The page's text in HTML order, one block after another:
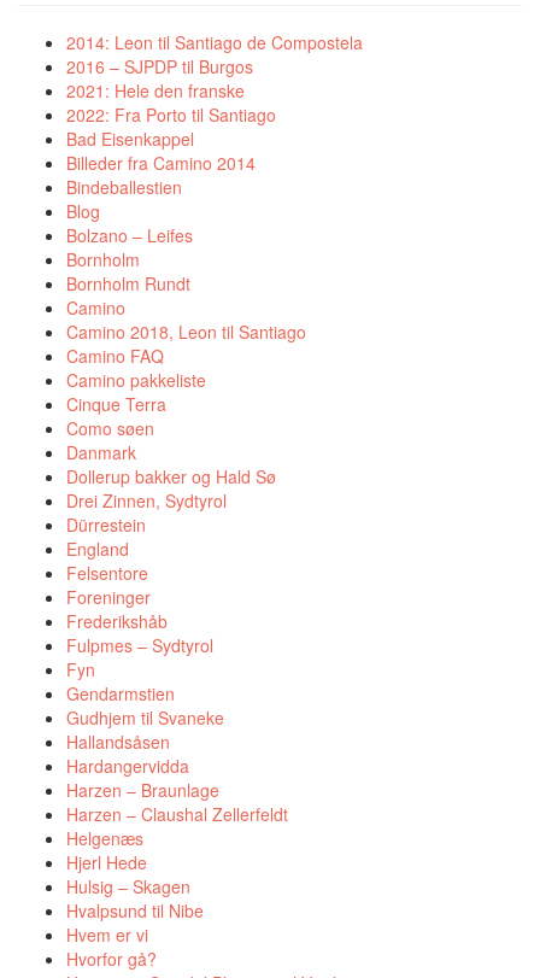
2014: Leon til Santiago de Compostela
2016 – SJPDP til Burgos
2021: Hele den franske
2022: Fra Porto til Santiago
Bad Eisenkappel
Billeder fra Camino 2014
Bindeballestien
Blog
Bolzano – Leifes
Bornholm
Bornholm Rundt
Camino
Camino 2018, Leon til Santiago
Camino FAQ
Camino pakkeliste
Cinque Terra
Como søen
Danmark
Dollerup bakker og Hald Sø
Drei Zinnen, Sydtyrol
Dürrestein
England
Felsentore
Foreninger
Frederikshåb
Fulpmes – Sydtyrol
Fyn
Gendarmstien
Gudhjem til Svaneke
Hallandsåsen
Hardangervidda
Harzen – Braunlage
Harzen – Claushal Zellerfeldt
Helgenæs
Hjerl Hede
Hulsig – Skagen
Hvalpsund til Nibe
Hvem er vi
Hvorfor gå?